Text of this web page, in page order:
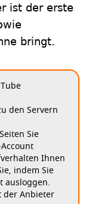
ist der erste
bringt.
den Servern
Sie
Ihnen
indem Sie
ausloggen.
der Anbieter